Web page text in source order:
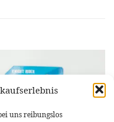
uns reibungslos